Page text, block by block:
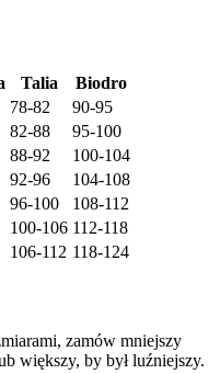
Talia
Biodro
78-82
90-95
82-88
95-100
88-92
100-104
92-96
104-108
96-100
108-112
100-106 112-118
106-112 118-124
zamów mniejszy
większy, by był luźniejszy.